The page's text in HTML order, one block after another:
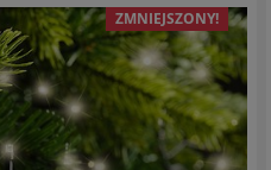
ZMNIEJSZONY!